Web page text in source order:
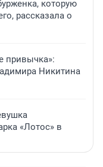
которую
рассказала о
привычка»:
Никитина
«Лотос» в